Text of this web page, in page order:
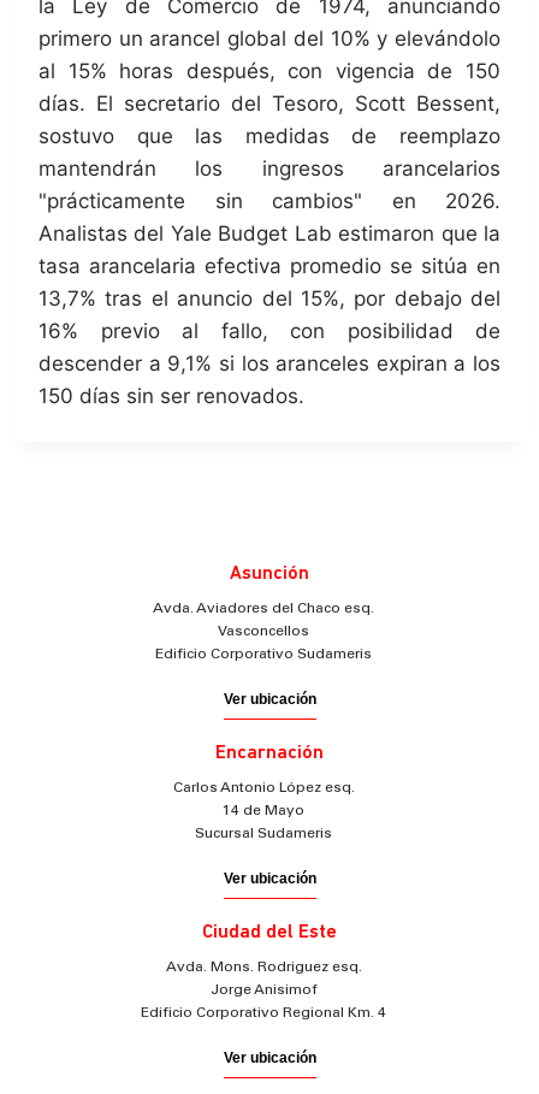
la Ley de Comercio de 1974, anunciando
primero un arancel global del 10% y elevándolo
al 15% horas después, con vigencia de 150
días. El secretario del Tesoro, Scott Bessent,
sostuvo que las medidas de reemplazo
mantendrán los ingresos arancelarios
"prácticamente sin cambios" en 2026.
Analistas del Yale Budget Lab estimaron que la
tasa arancelaria efectiva promedio se sitúa en
13,7% tras el anuncio del 15%, por debajo del
16% previo al fallo, con posibilidad de
descender a 9,1% si los aranceles expiran a los
150 días sin ser renovados.
Asunción
Avda. Aviadores del Chaco esq.
Vasconcellos
Edificio Corporativo Sudameris
Ver ubicación
Encarnación
Carlos Antonio López esq.
14 de Mayo
Sucursal Sudameris
Ver ubicación
Ciudad del Este
Avda. Mons. Rodriguez esq.
Jorge Anisimof
Edificio Corporativo Regional Km. 4
Ver ubicación